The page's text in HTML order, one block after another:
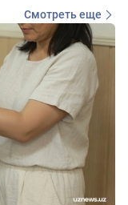
Смотреть еще